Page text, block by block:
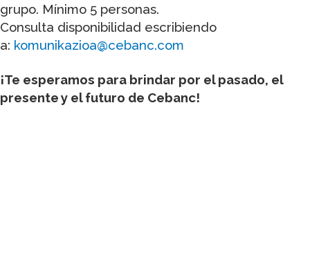
grupo. Mínimo 5 personas.
Consulta disponibilidad escribiendo
a: komunikazioa@cebanc.com
¡Te esperamos para brindar por el pasado, el
presente y el futuro de Cebanc!